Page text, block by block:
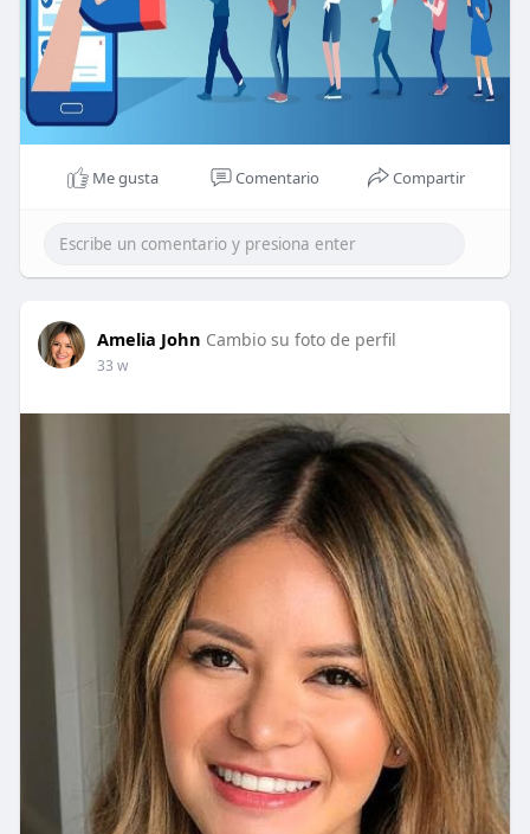
Me gusta Comentario Compartir
Amelia John Cambio su foto de perfil
33 w